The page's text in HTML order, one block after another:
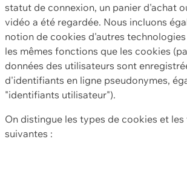
statut de connexion, un panier d'achat
vidéo a été regardée. Nous incluons
notion de cookies d'autres
les mêmes fonctions que les cookies
données des utilisateurs sont
d'identifiants en ligne pseudonymes,
"identifiants utilisateur").
On distingue les types de cookies et
suivantes :